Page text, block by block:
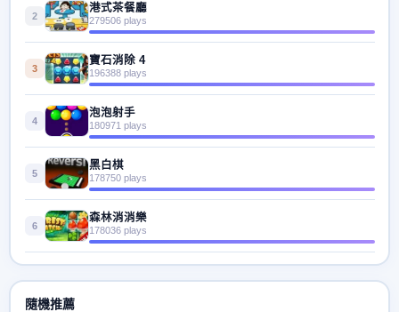
2
港式茶餐廳
279506 plays
3
寶石消除 4
196388 plays
4
泡泡射手
180971 plays
5
黑白棋
178750 plays
6
森林消消樂
178036 plays
隨機推薦